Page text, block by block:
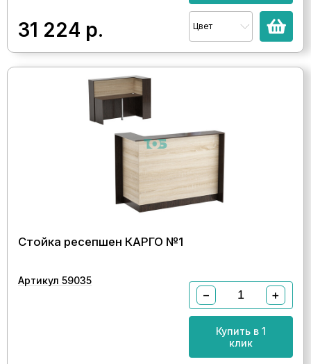
31 224 р. Цвет
Стойка ресепшен КАРГО №1
Артикул 59035
− +
Купить в 1
клик